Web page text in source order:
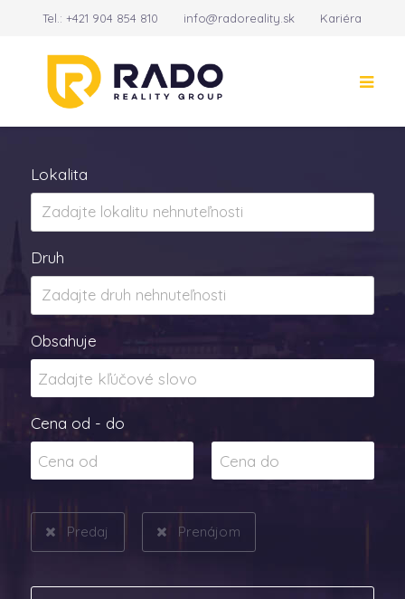
Tel.:+421 904 854 810 info@radoreality.sk Kariéra
Lokalita
Druh
Obsahuje
Cena od - do
Predaj Prenájom